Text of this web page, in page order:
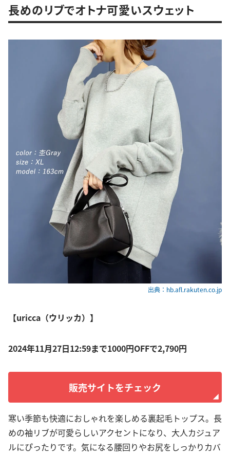
長めのリブでオトナ可愛いスウェット
出典：hb.afl.rakuten.co.jp
【uricca（ウリッカ）】
2024年11月27日12:59まで1000円OFFで2,790円
販売サイトをチェック
寒い季節も快適におしゃれを楽しめる裏起毛トップス。長
めの袖リブが可愛らしいアクセントになり、大人カジュア
ルにぴったりです。気になる腰回りやお尻をしっかりカバ